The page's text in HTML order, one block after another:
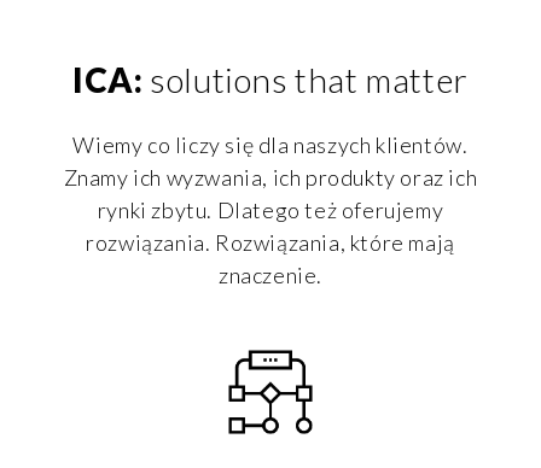
ICA: solutions that matter
Wiemy co liczy się dla naszych klientów.
Znamy ich wyzwania, ich produkty oraz ich
rynki zbytu. Dlatego też oferujemy
rozwiązania. Rozwiązania, które mają
znaczenie.